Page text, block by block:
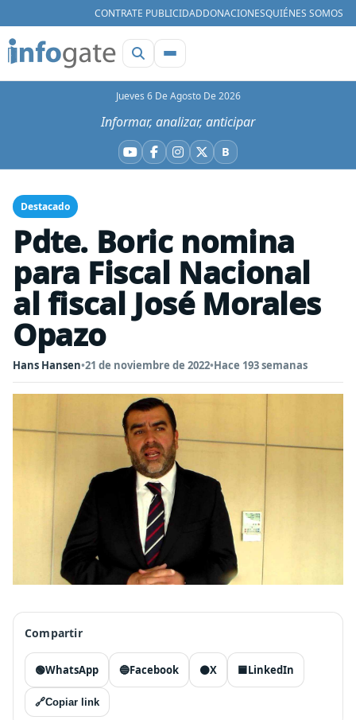
CONTRATE PUBLICIDADDONACIONESQUIÉNES SOMOS
Jueves 6 De Agosto De 2026
Informar, analizar, anticipar
YouTube
Facebook
Instagram
X BBluesky
Destacado
Pdte. Boric nomina
para Fiscal Nacional
al fiscal José Morales
Opazo
Hans Hansen•21 de noviembre de 2022•Hace 193 semanas
Compartir
🟢WhatsApp 🔵Facebook ⚫X 🟦LinkedIn
🔗Copiar link